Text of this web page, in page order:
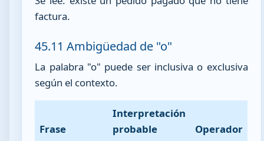
factura.
45.11 Ambigüedad de "o"
La palabra "o" puede ser inclusiva o exclusiva
según el contexto.
Frase
Interpretación
probable
Operador